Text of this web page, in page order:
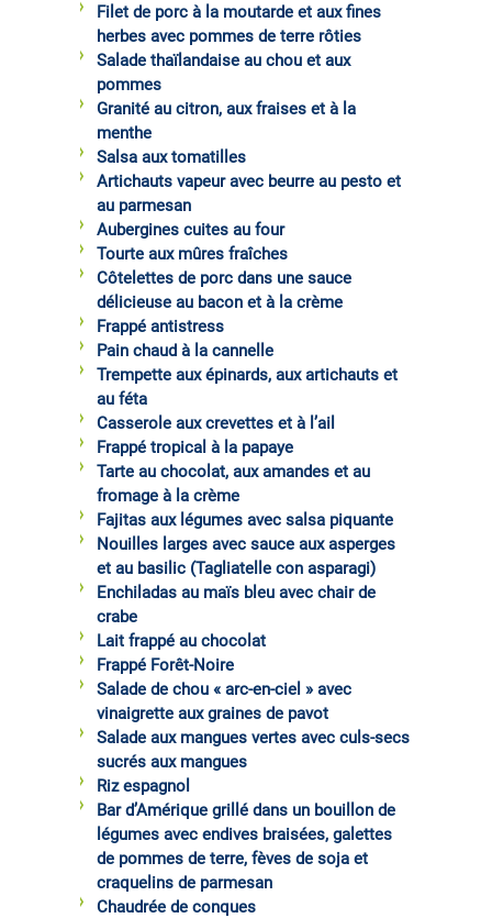
Filet de porc à la moutarde et aux fines
herbes avec pommes de terre rôties
Salade thaïlandaise au chou et aux
pommes
Granité au citron, aux fraises et à la
menthe
Salsa aux tomatilles
Artichauts vapeur avec beurre au pesto et
au parmesan
Aubergines cuites au four
Tourte aux mûres fraîches
Côtelettes de porc dans une sauce
délicieuse au bacon et à la crème
Frappé antistress
Pain chaud à la cannelle
Trempette aux épinards, aux artichauts et
au féta
Casserole aux crevettes et à l’ail
Frappé tropical à la papaye
Tarte au chocolat, aux amandes et au
fromage à la crème
Fajitas aux légumes avec salsa piquante
Nouilles larges avec sauce aux asperges
et au basilic (Tagliatelle con asparagi)
Enchiladas au maïs bleu avec chair de
crabe
Lait frappé au chocolat
Frappé Forêt-Noire
Salade de chou « arc-en-ciel » avec
vinaigrette aux graines de pavot
Salade aux mangues vertes avec culs-secs
sucrés aux mangues
Riz espagnol
Bar d’Amérique grillé dans un bouillon de
légumes avec endives braisées, galettes
de pommes de terre, fèves de soja et
craquelins de parmesan
Chaudrée de conques